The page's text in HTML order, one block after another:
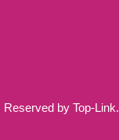
by Top-Link.